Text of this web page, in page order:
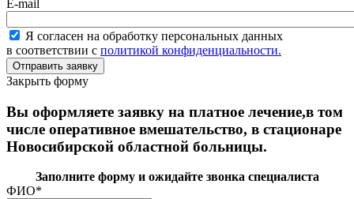
E-mail
Я согласен на обработку персональных данных
в соответствии с политикой конфиденциальности.
Закрыть форму
Вы оформляете заявку на платное лечение,в том
числе оперативное вмешательство, в стационаре
Новосибирской областной больницы.
Заполните форму и ожидайте звонка специалиста
ФИО*